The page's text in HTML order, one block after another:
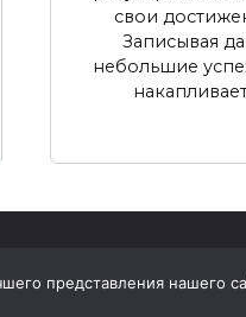
свои
Записывая
небольшие
представления нашего